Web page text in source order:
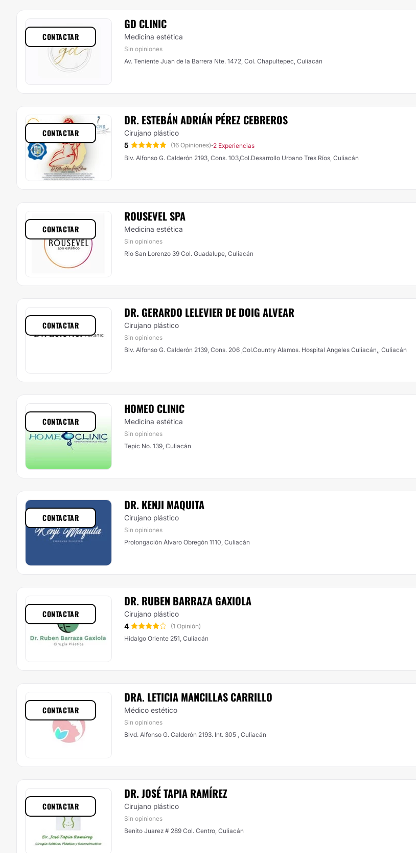
GD CLINIC
Medicina estética
Sin opiniones
Av. Teniente Juan de la Barrera Nte. 1472, Col. Chapultepec, Culiacán
CONTACTAR
DR. ESTEBÁN ADRIÁN PÉREZ CEBREROS
Cirujano plástico
5
(16 Opiniones)·2 Experiencias
Blv. Alfonso G. Calderón 2193, Cons. 103,Col.Desarrollo Urbano Tres Ríos, Culiacán
CONTACTAR
ROUSEVEL SPA
Medicina estética
Sin opiniones
Rio San Lorenzo 39 Col. Guadalupe, Culiacán
CONTACTAR
DR. GERARDO LELEVIER DE DOIG ALVEAR
Cirujano plástico
Sin opiniones
Blv. Alfonso G. Calderón 2139, Cons. 206 ,Col.Country Alamos. Hospital Angeles Culiacán,, Culiacán
CONTACTAR
HOMEO CLINIC
Medicina estética
Sin opiniones
Tepic No. 139, Culiacán
CONTACTAR
DR. KENJI MAQUITA
Cirujano plástico
Sin opiniones
Prolongación Álvaro Obregón 1110, Culiacán
CONTACTAR
DR. RUBEN BARRAZA GAXIOLA
Cirujano plástico
4
(1 Opinión)
Hidalgo Oriente 251, Culiacán
CONTACTAR
DRA. LETICIA MANCILLAS CARRILLO
Médico estético
Sin opiniones
Blvd. Alfonso G. Calderón 2193. Int. 305 , Culiacán
CONTACTAR
DR. JOSÉ TAPIA RAMÍREZ
Cirujano plástico
Sin opiniones
Benito Juarez # 289 Col. Centro, Culiacán
CONTACTAR